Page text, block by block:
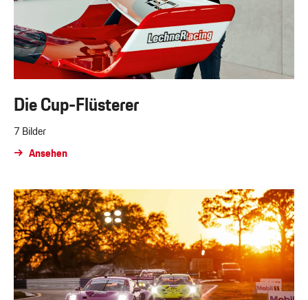
Die Cup-Flüsterer
7 Bilder
Ansehen